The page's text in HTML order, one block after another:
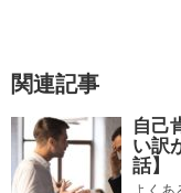
関連記事
自己
い訳
話】